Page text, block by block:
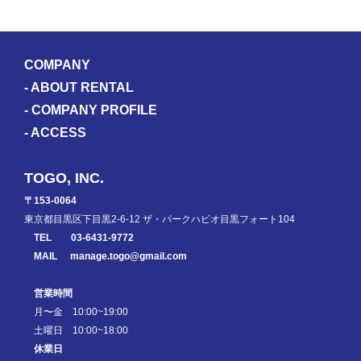
COMPANY
-ABOUT RENTAL
- COMPANY PROFILE
-ACCESS
TOGO, INC.
〒153-0064
東京都目黒区下目黒2-6-12 ザ・パークハビオ目黒フォート104
TEL 03-6431-9772
MAIL
manage.togo@gmail.com
営業時間
月〜金 10:00~19:00
土曜日 10:00~18:00
休業日